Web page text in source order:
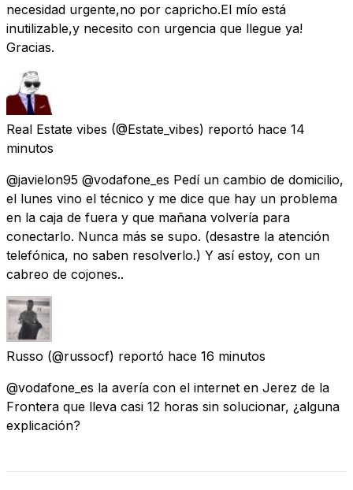
necesidad urgente,no por capricho.El mío está
inutilizable,y necesito con urgencia que llegue ya!
Gracias.
Real Estate vibes (@Estate_vibes) reportó hace 14
minutos
@javielon95 @vodafone_es Pedí un cambio de domicilio,
el lunes vino el técnico y me dice que hay un problema
en la caja de fuera y que mañana volvería para
conectarlo. Nunca más se supo. (desastre la atención
telefónica, no saben resolverlo.) Y así estoy, con un
cabreo de cojones..
Russo (@russocf) reportó hace 16 minutos
@vodafone_es la avería con el internet en Jerez de la
Frontera que lleva casi 12 horas sin solucionar, ¿alguna
explicación?